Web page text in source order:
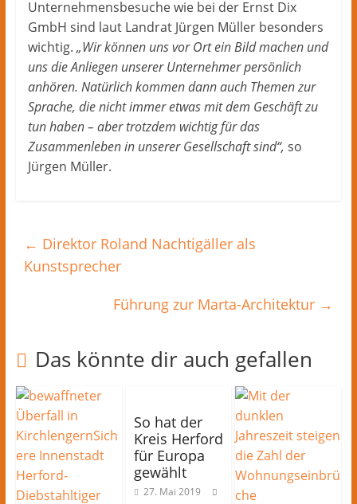
Unternehmensbesuche wie bei der Ernst Dix
GmbH sind laut Landrat Jürgen Müller besonders
wichtig. „Wir können uns vor Ort ein Bild machen und
uns die Anliegen unserer Unternehmer persönlich
anhören. Natürlich kommen dann auch Themen zur
Sprache, die nicht immer etwas mit dem Geschäft zu
tun haben – aber trotzdem wichtig für das
Zusammenleben in unserer Gesellschaft sind“, so
Jürgen Müller.
← Direktor Roland Nachtigäller als
Kunstsprecher
Führung zur Marta-Architektur →
Das könnte dir auch gefallen
So hat der
Kreis Herford
für Europa
gewählt
27. Mai 2019